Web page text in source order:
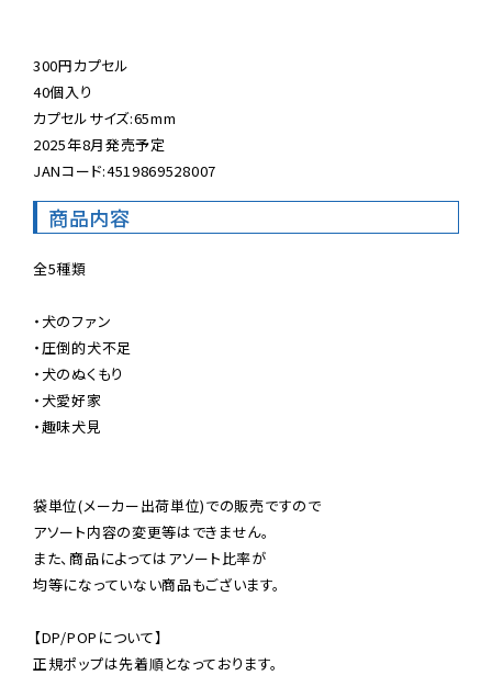
300円カプセル
40個入り
カプセルサイズ:65mm
2025年8月発売予定
JANコード:4519869528007
商品内容
全5種類
・犬のファン
・圧倒的犬不足
・犬のぬくもり
・犬愛好家
・趣味犬見
袋単位(メーカー出荷単位)での販売ですので
アソート内容の変更等はできません。
また、商品によってはアソート比率が
均等になっていない商品もございます。
【DP/POPについて】
正規ポップは先着順となっております。